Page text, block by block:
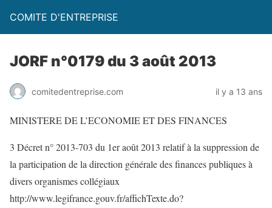
COMITE D'ENTREPRISE
JORF n°0179 du 3 août 2013
comitedentreprise.com il y a 13 ans
MINISTERE DE L’ECONOMIE ET DES FINANCES
3 Décret n° 2013-703 du 1er août 2013 relatif à la suppression de
la participation de la direction générale des finances publiques à
divers organismes collégiaux
http://www.legifrance.gouv.fr/affichTexte.do?